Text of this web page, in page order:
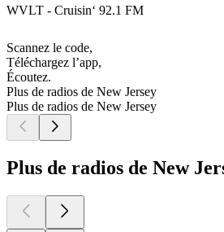
WVLT - Cruisin‘ 92.1 FM
Scannez le code,
Téléchargez l’app,
Écoutez.
Plus de radios de New Jersey
Plus de radios de New Jersey
Plus de radios de New